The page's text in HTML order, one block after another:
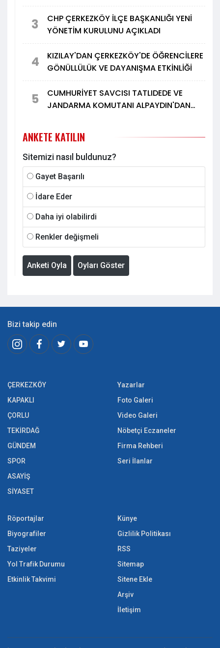
3
CHP ÇERKEZKÖY İLÇE BAŞKANLIĞI YENİ
YÖNETİM KURULUNU AÇIKLADI
4
KIZILAY'DAN ÇERKEZKÖY'DE ÖĞRENCİLERE
GÖNÜLLÜLÜK VE DAYANIŞMA ETKİNLİĞİ
5
CUMHURİYET SAVCISI TATLIDEDE VE
JANDARMA KOMUTANI ALPAYDIN'DAN
ANKETE KATILIN
Sitemizi nasıl buldunuz?
Gayet Başarılı
İdare Eder
Daha iyi olabilirdi
Renkler değişmeli
Anketi Oyla Oyları Göster
Bizi takip edin
ÇERKEZKÖY
KAPAKLI
ÇORLU
TEKİRDAĞ
GÜNDEM
SPOR
ASAYİŞ
SİYASET
Yazarlar
Foto Galeri
Video Galeri
Nöbetçi Eczaneler
Firma Rehberi
Seri İlanlar
Röportajlar
Biyografiler
Taziyeler
Yol Trafik Durumu
Etkinlik Takvimi
Künye
Gizlilik Politikası
RSS
Sitemap
Sitene Ekle
Arşiv
İletişim